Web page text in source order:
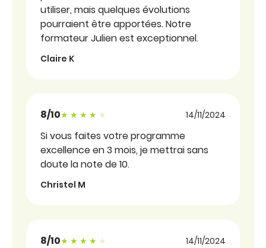
utiliser, mais quelques évolutions
pourraient être apportées. Notre
formateur Julien est exceptionnel.
Claire K
8/10 Note sous forme d'étoiles
14/11/2024
Si vous faites votre programme
excellence en 3 mois, je mettrai sans
doute la note de 10.
Christel M
8/10 Note sous forme d'étoiles
14/11/2024